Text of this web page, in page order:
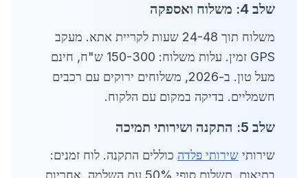
שלב 4: משלוח ואספקה
משלוח תוך 24-48 שעות לקריית אתא. מעקב
GPS זמין. עלות משלוח: 150-300 ש"ח, חינם
מעל טון. ב-2026, משלוחים ירוקים עם רכבים
חשמליים. בדיקה במקום עם הלקוח.
שלב 5: התקנה ושירותי תמיכה
שירותי שירותי פלדה כוללים התקנה. לוח זמנים:
בתיאום. תשלום סופי 50% עם השלמה. אחריות